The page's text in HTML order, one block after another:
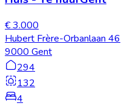
€ 3.000
Hubert Frère-Orbanlaan 46
9000 Gent
294
132
4